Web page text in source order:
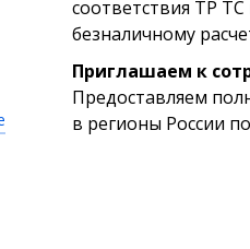
соответствия ТР
безналичному
Приглашаем к
Предоставляем
в регионы России